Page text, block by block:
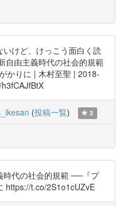
いけど、けっこう面白く読
自由主義時代の社会的規範
かりに | 木村至聖 | 2018-
(投稿一覧) 3
時代の社会的規範 ──『プ
https://t.co/2S1o1cUZvE